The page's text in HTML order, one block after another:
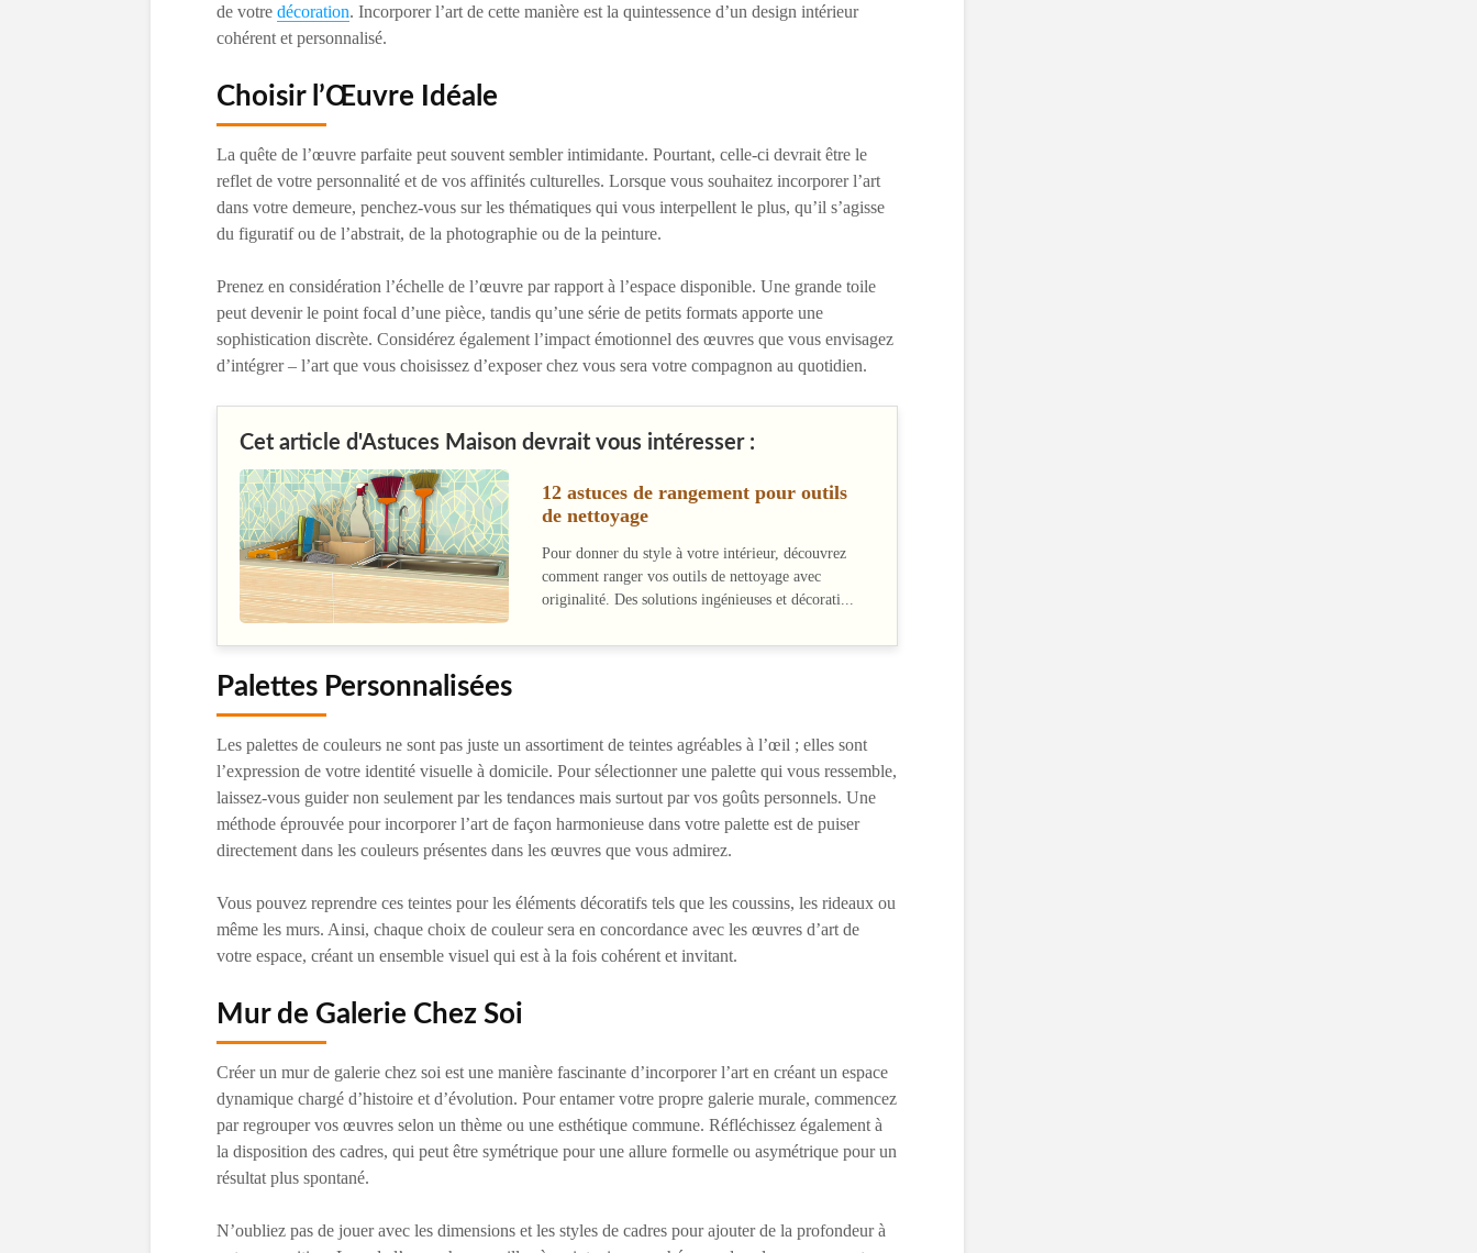
de votre décoration. Incorporer l’art de cette manière est la quintessence d’un design intérieur
cohérent et personnalisé.
Choisir l’Œuvre Idéale
La quête de l’œuvre parfaite peut souvent sembler intimidante. Pourtant, celle-ci devrait être le
reflet de votre personnalité et de vos affinités culturelles. Lorsque vous souhaitez incorporer l’art
dans votre demeure, penchez-vous sur les thématiques qui vous interpellent le plus, qu’il s’agisse
du figuratif ou de l’abstrait, de la photographie ou de la peinture.
Prenez en considération l’échelle de l’œuvre par rapport à l’espace disponible. Une grande toile
peut devenir le point focal d’une pièce, tandis qu’une série de petits formats apporte une
sophistication discrète. Considérez également l’impact émotionnel des œuvres que vous envisagez
d’intégrer – l’art que vous choisissez d’exposer chez vous sera votre compagnon au quotidien.
Cet article d'Astuces Maison devrait vous intéresser :
12 astuces de rangement pour outils
de nettoyage
Pour donner du style à votre intérieur, découvrez
comment ranger vos outils de nettoyage avec
originalité. Des solutions ingénieuses et décorati...
Palettes Personnalisées
Les palettes de couleurs ne sont pas juste un assortiment de teintes agréables à l’œil ; elles sont
l’expression de votre identité visuelle à domicile. Pour sélectionner une palette qui vous ressemble,
laissez-vous guider non seulement par les tendances mais surtout par vos goûts personnels. Une
méthode éprouvée pour incorporer l’art de façon harmonieuse dans votre palette est de puiser
directement dans les couleurs présentes dans les œuvres que vous admirez.
Vous pouvez reprendre ces teintes pour les éléments décoratifs tels que les coussins, les rideaux ou
même les murs. Ainsi, chaque choix de couleur sera en concordance avec les œuvres d’art de
votre espace, créant un ensemble visuel qui est à la fois cohérent et invitant.
Mur de Galerie Chez Soi
Créer un mur de galerie chez soi est une manière fascinante d’incorporer l’art en créant un espace
dynamique chargé d’histoire et d’évolution. Pour entamer votre propre galerie murale, commencez
par regrouper vos œuvres selon un thème ou une esthétique commune. Réfléchissez également à
la disposition des cadres, qui peut être symétrique pour une allure formelle ou asymétrique pour un
résultat plus spontané.
N’oubliez pas de jouer avec les dimensions et les styles de cadres pour ajouter de la profondeur à